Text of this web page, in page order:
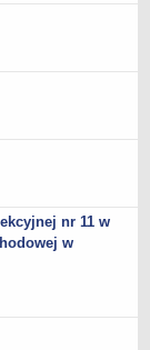
nr 11 w
w